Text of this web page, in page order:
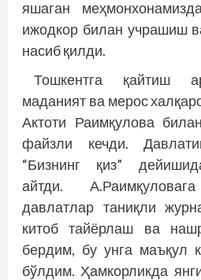
яшаган
ижодкор билан учрашиш
насиб қилди.
Тошкентга қайтиш
маданият ва мерос
Актоти Раимқулова
файзли кечди.
“Бизнинг қиз”
айтди.
давлатлар таниқли
китоб тайёрлаш ва
бердим, бу унга маъқул
бўлдим. Ҳамкорликда